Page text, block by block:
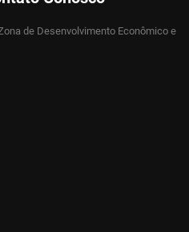
de Desenvolvimento Econômico e